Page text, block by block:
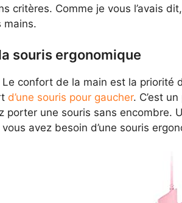
critères. Comme je vous l’avais
mains.
souris ergonomique
confort de la main est la
d’une souris pour gaucher. C’est
porter une souris sans
avez besoin d’une souris